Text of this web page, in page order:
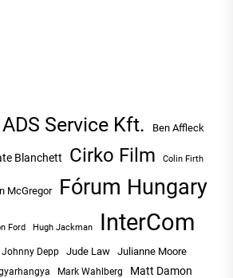
ADS Service Kft. Ben Affleck
Blanchett Cirko Film Colin Firth
McGregor Fórum Hungary
Ford Hugh Jackman InterCom
Johnny Depp Jude Law Julianne Moore
Mark Wahlberg Matt Damon